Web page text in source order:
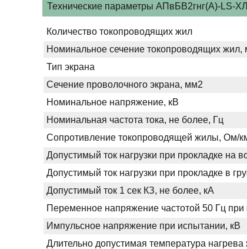
Технические параметры АПвБВ2гнг(А)-LS-
Количество токопроводящих жил
Номинальное сечение токопроводящих жил,
Тип экрана
Сечение проволочного экрана, мм2
Номинальное напряжение, кВ
Номинальная частота тока, не более, Гц
Сопротивление токопроводящей жилы, Ом/
Допустимый ток нагрузки при прокладке на
Допустимый ток нагрузки при прокладке в
Допустимый ток 1 сек КЗ, не более, кА
Переменное напряжение частотой 50 Гц при
Импульсное напряжение при испытании, кВ
Длительно допустимая температура нагрева